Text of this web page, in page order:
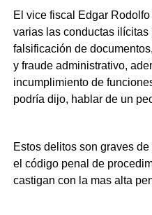
El vice fiscal Edgar
varias las conductas
falsificación de
y fraude administrativo,
incumplimiento de
podría dijo, hablar de un
Estos delitos son graves
el código penal de
castigan con la mas alta